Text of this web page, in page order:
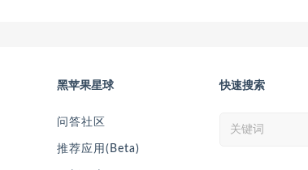
黑苹果星球
问答社区
推荐应用(Beta)
快速搜索